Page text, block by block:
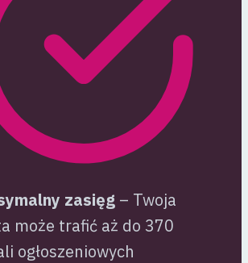
zasięg – Twoja
może trafić aż do 370
ogłoszeniowych